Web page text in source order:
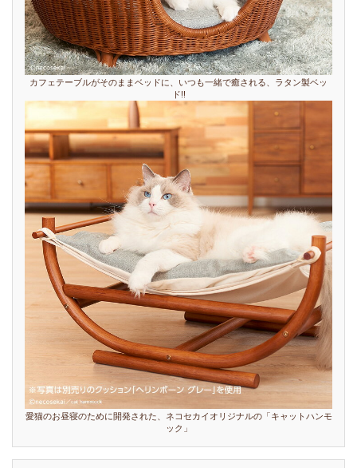
カフェテーブルがそのままベッドに、いつも一緒で癒される、ラタン製ベッ
ド!!
愛猫のお昼寝のために開発された、ネコセカイオリジナルの「キャットハンモ
ック」